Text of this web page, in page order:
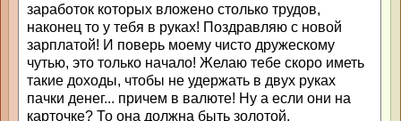
заработок которых вложено столько трудов,
наконец то у тебя в руках! Поздравляю с новой
зарплатой! И поверь моему чисто дружескому
чутью, это только начало! Желаю тебе скоро иметь
такие доходы, чтобы не удержать в двух руках
пачки денег... причем в валюте! Ну а если они на
карточке? То она должна быть золотой,